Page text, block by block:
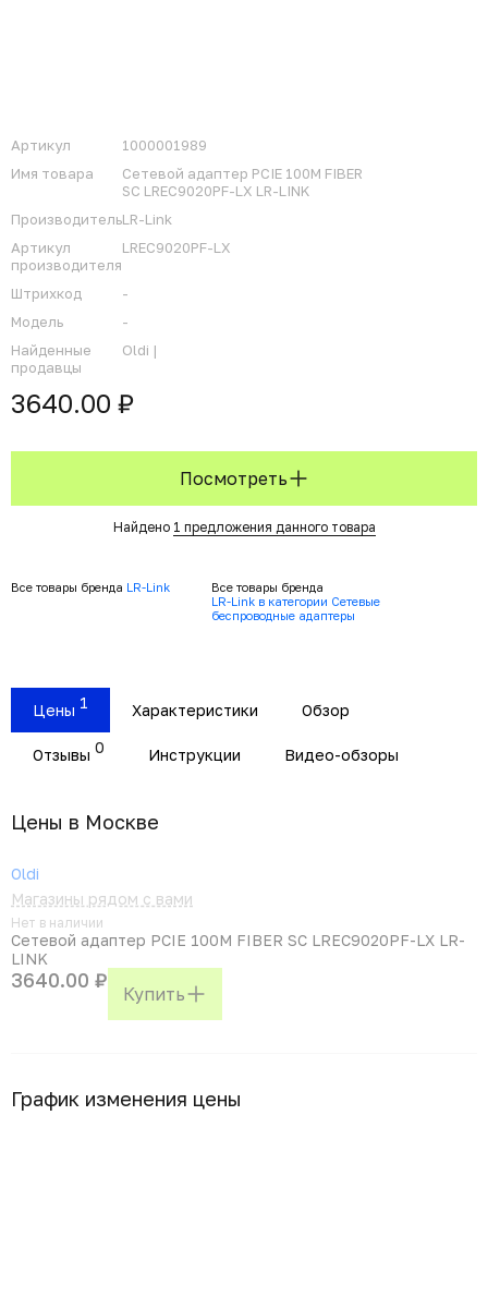
Артикул
1000001989
Имя товара
Сетевой адаптер PCIE 100M FIBER
SC LREC9020PF-LX LR-LINK
ПроизводительLR-Link
Артикул
производителя
LREC9020PF-LX
Штрихкод
-
Модель
-
Найденные
продавцы
Oldi |
3640.00 ₽
Посмотреть
Найдено 1 предложения данного товара
Все товары бренда LR-Link
Все товары бренда
LR-Link в категории Сетевые
беспроводные адаптеры
Цены 1 Характеристики Обзор
Отзывы 0 Инструкции Видео-обзоры
Цены в Москвe
Oldi
Магазины рядом с вами
Нет в наличии
Сетевой адаптер PCIE 100M FIBER SC LREC9020PF-LX LR-
LINK
3640.00 ₽
Купить
График изменения цены